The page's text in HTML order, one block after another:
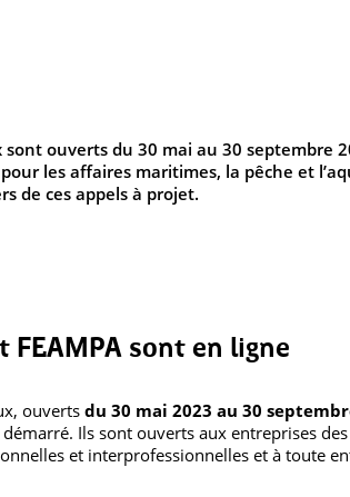
ouverts du 30 mai au 30 septembre
les affaires maritimes, la pêche et
de ces appels à projet.
FEAMPA sont en ligne
ouverts du 30 mai 2023 au 30
Ils sont ouverts aux entreprises
et interprofessionnelles et à toute